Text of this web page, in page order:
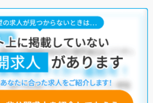
だきます。
技師求人では以下のような条件が人気です。
なめ・住宅手当・補助あり・正社員(正職員)
がございますので、「こだわり条件」から検索
問い合わせください。